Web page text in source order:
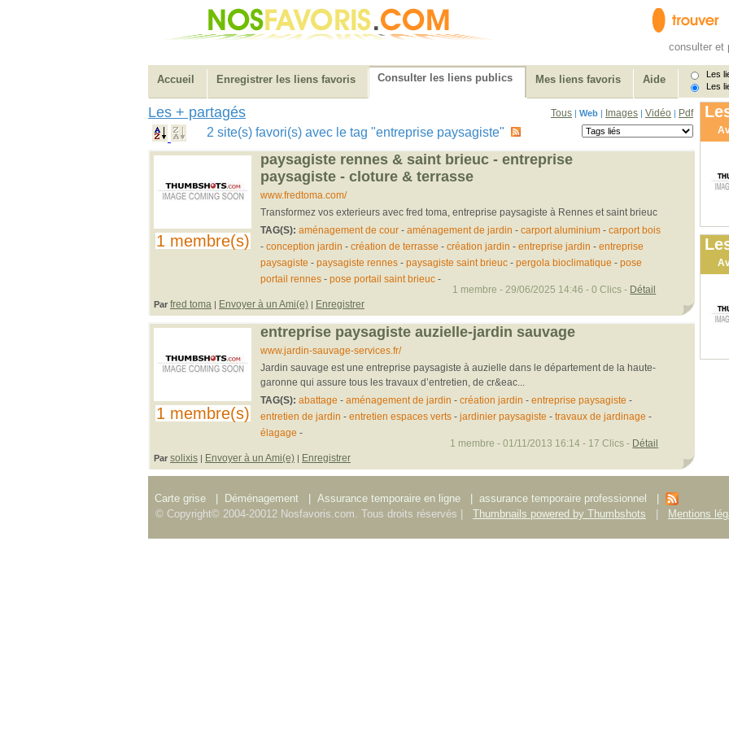
consulter et
Accueil Enregistrer les liens favoris Consulter les liens publics Mes liens favoris Aide
Les
Les
Les + partagés Tous | Web | Images | Vidéo | Pdf
2 site(s) favori(s) avec le tag "entreprise paysagiste"
1 membre(s)
paysagiste rennes & saint brieuc - entreprise
paysagiste - cloture & terrasse
www.fredtoma.com/
Transformez vos exterieurs avec fred toma, entreprise paysagiste à Rennes et saint brieuc
TAG(S): aménagement de cour- aménagement de jardin - carport aluminium- carport bois
- conception jardin - création de terrasse - création jardin - entreprise jardin - entreprise
paysagiste - paysagiste rennes- paysagiste saint brieuc- pergola bioclimatique - pose
portail rennes- pose portail saint brieuc-
Par fred toma | Envoyer à un Ami(e) | Enregistrer
1 membre - 29/06/2025 14:46 - 0 Clics - Détail
1 membre(s)
entreprise paysagiste auzielle-jardin sauvage
www.jardin-sauvage-services.fr/
Jardin sauvage est une entreprise paysagiste à auzielle dans le département de la haute-
garonne qui assure tous les travaux d’entretien, de cr&eac...
TAG(S): abattage - aménagement de jardin - création jardin - entreprise paysagiste -
entretien de jardin - entretien espaces verts- jardinier paysagiste - travaux de jardinage -
élagage -
Par solixis | Envoyer à un Ami(e) | Enregistrer
1 membre - 01/11/2013 16:14 - 17 Clics - Détail
Carte grise Déménagement Assurance temporaire en ligne assurance temporaire professionnel
© Copyright© 2004-20012 Nosfavoris.com. Tous droits réservés |
Thumbnails powered by Thumbshots Mentions